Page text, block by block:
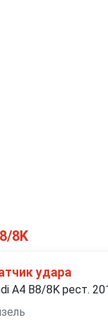
8K
удара
A4 B8/8K рест.